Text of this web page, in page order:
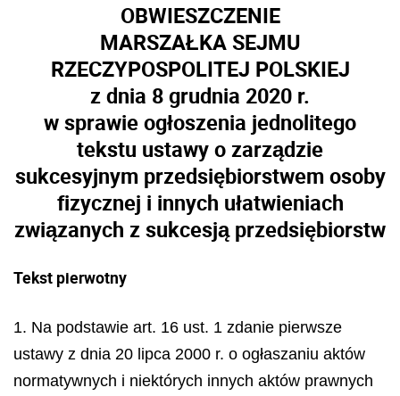
OBWIESZCZENIE
MARSZAŁKA SEJMU
RZECZYPOSPOLITEJ POLSKIEJ
z dnia 8 grudnia 2020 r.
w sprawie ogłoszenia jednolitego
tekstu ustawy o zarządzie
sukcesyjnym przedsiębiorstwem osoby
fizycznej i innych ułatwieniach
związanych z sukcesją przedsiębiorstw
Tekst pierwotny
1. Na podstawie art. 16 ust. 1 zdanie pierwsze
ustawy z dnia 20 lipca 2000 r. o ogłaszaniu aktów
normatywnych i niektórych innych aktów prawnych